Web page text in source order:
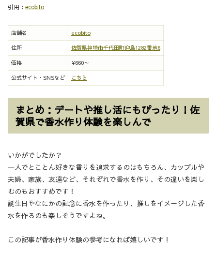
引用： ecobito
店舗名 ecobito
住所 佐賀県神埼市千代田町迎島1282番地6
価格 ¥660～
公式サイト・SNSなど こちら
まとめ：デートや推し活にもぴったり！佐
賀県で香水作り体験を楽しんで
いかがでしたか？
一人でとことん好きな香りを追求するのはもちろん、カップルや
夫婦、家族、友達など、それぞれで香水を作り、その違いを楽し
むのもおすすめです！
誕生日やなにかの記念に香水を作ったり、推しをイメージした香
水を作るのも楽しそうですよね。
この記事が香水作り体験の参考になれば嬉しいです！